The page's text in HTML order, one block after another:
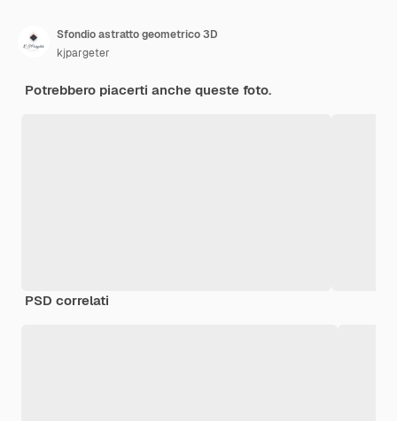
Sfondio astratto geometrico 3D
kjpargeter
Potrebbero piacerti anche queste foto.
PSD correlati